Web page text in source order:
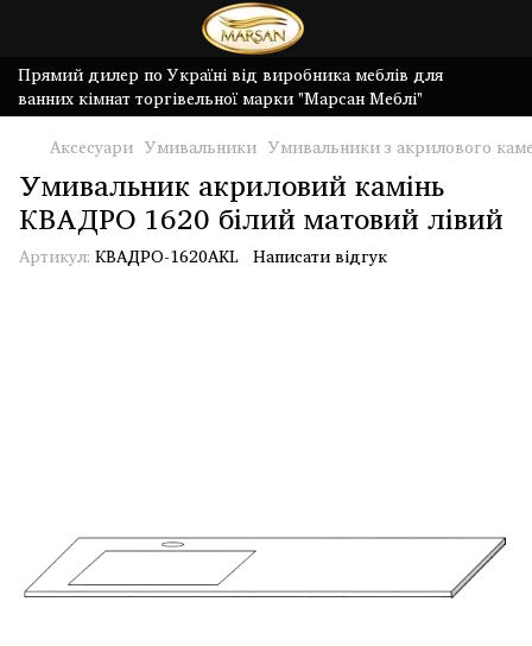
Прямий дилер по Україні від виробника меблів для
ванних кімнат торгівельної марки "Марсан Меблі"
Аксесуари Умивальники Умивальники з акрилового
Умивальник акриловий камінь
КВАДРО 1620 білий матовий лівий
Артикул: КВАДРО-1620AKL Написати відгук